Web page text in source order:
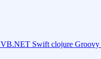
VB.NET Swift clojure Groovy